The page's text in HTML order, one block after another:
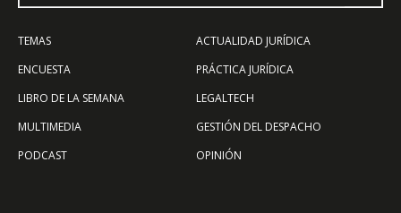
TEMAS
ENCUESTA
LIBRO DE LA SEMANA
MULTIMEDIA
PODCAST
ACTUALIDAD JURÍDICA
PRÁCTICA JURÍDICA
LEGALTECH
GESTIÓN DEL DESPACHO
OPINIÓN